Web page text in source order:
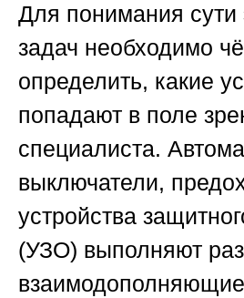
Для понимания сути
задач необходимо
определить, какие
попадают в поле
специалиста.
выключатели,
устройства
(УЗО) выполняют